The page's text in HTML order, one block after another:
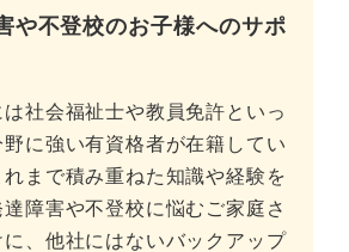
や不登校のお子様へのサポ
は社会福祉士や教員免許といっ
野に強い有資格者が在籍してい
れまで積み重ねた知識や経験を
達障害や不登校に悩むご家庭さ
に、他社にはないバックアップ